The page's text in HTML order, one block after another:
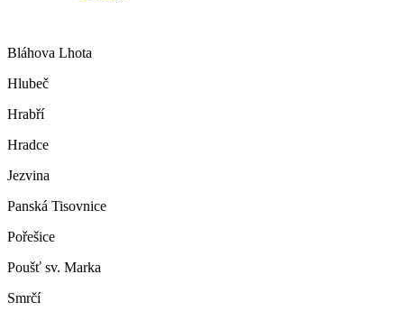
Bláhova Lhota
Hlubeč
Hrabří
Hradce
Jezvina
Panská Tisovnice
Pořešice
Poušť sv. Marka
Smrčí